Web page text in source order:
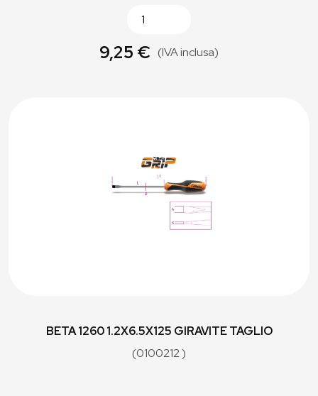
9,25 € (IVA inclusa)
BETA 1260 1.2X6.5X125 GIRAVITE TAGLIO
(0100212 )